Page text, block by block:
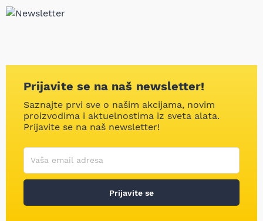
Prijavite se na naš newsletter!
Saznajte prvi sve o našim akcijama, novim
proizvodima i aktuelnostima iz sveta alata.
Prijavite se na naš newsletter!
Korisničko ime
Vaša email adresa
Prijavite se